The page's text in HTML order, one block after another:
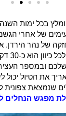
בכל ימות
של אחרי
ק"מ
שלכם ובמספר
את הטיול יכול
שנמצאת צפונית
מפגש הנחלים